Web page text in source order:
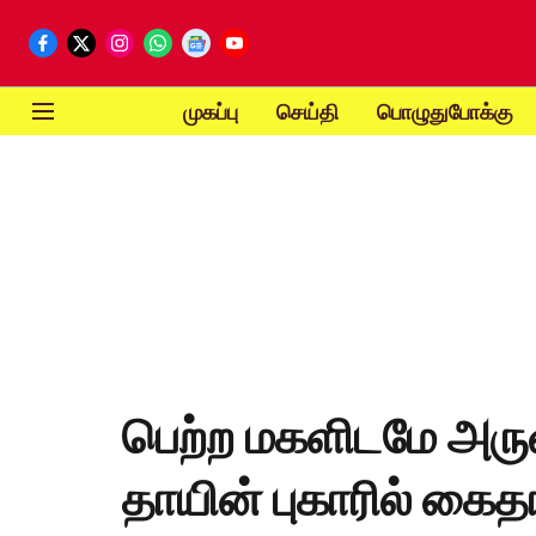
முகப்பு செய்தி பொழுதுபோக்கு
பெற்ற மகளிடமே
தாயின் புகாரில்